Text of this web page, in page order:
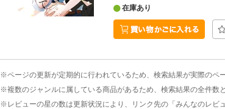
在庫あり
※ページの更新が定期的に行われているため、検索結果が実際のペ
※複数のジャンルに属している商品があるため、検索結果の全件数
※レビューの星の数は更新状況により、リンク先の「みんなのレビ